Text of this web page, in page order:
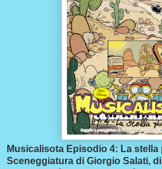
Musicalisota Episodio 4: La stella
Sceneggiatura di Giorgio Salati,